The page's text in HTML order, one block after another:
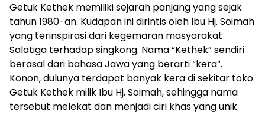
Getuk Kethek memiliki sejarah panjang yang sejak
tahun 1980-an. Kudapan ini dirintis oleh Ibu Hj. Soimah
yang terinspirasi dari kegemaran masyarakat
Salatiga terhadap singkong. Nama “Kethek” sendiri
berasal dari bahasa Jawa yang berarti “kera”.
Konon, dulunya terdapat banyak kera di sekitar toko
Getuk Kethek milik Ibu Hj. Soimah, sehingga nama
tersebut melekat dan menjadi ciri khas yang unik.